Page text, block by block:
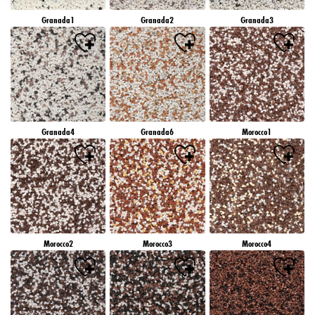
Granada1 Granada2 Granada3
Granada4 Granada6 Morocco1
Morocco2 Morocco3 Morocco4
záujmov), na tejto webovej lokalite a v iných médiách (tretích strán) prostredníctvom
zariadení, ktoré boli pridelené vám alebo vašej domácnosti, ako aj na meranie a
optimalizáciu úspešnosti reklamných kampaní..
Viac informácií o spracovaní vašich údajov nájdete v našom vyhlásení o ochrane
údajov, ktoré je uvedené v pätičke (časť "Cookies, pixely, odtlačky prstov a podobné
technológie"). Svoj súhlas môžete kedykoľvek odvolať s účinnosťou do budúcnosti
vypnutím súborov cookie na našej webovej stránke v časti "Nastavenia súborov cookie"
prepojenej v pätičke. Ďalšie informácie týkajúce sa súborov cookie používaných na tejto
webovej lokalite, najmä doby ich uchovávania, nájdete v podrobných informáciách o
jednotlivých súboroch cookie, ktoré sú k dispozícii po kliknutí na tlačidlo "upraviť"
nižšie".
Ak kliknete na "Upraviť", môžete nájsť viac informácií o spracovaní vašich
údajov/používaní súborov cookie a povoliť ich na jeden alebo viacero vyššie
uvedených účelov. Kliknutím na "Prijať všetko" súhlasíte s používaním súborov cookie,
ako aj so spracovaním vašich osobných údajov na všetky vyššie uvedené účely. Ak
kliknete na "Odmietnuť", budú sa používať len súbory cookie, ktoré sú technicky
nevyhnutné na poskytovanie tejto webovej stránky.